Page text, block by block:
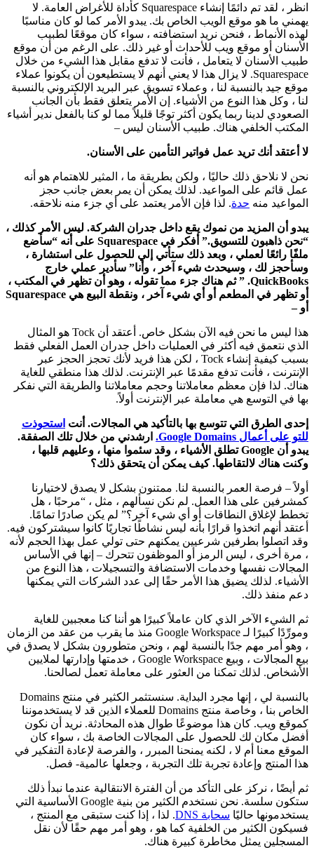
انظر ، لقد تم دائمًا إنشاء Squarespace كأداة للأغراض العامة. لا
يهمني ما هو موقع الويب الخاص بك. يبدو الأمر كما لو كان مناسبًا
لهذه الأنماط ، فنحن نريد استضافته ، سواء كان موقعًا لطبيب
الأسنان أو موقع ويب للأحداث أو غير ذلك. على الرغم من أن موقع
طبيب الأسنان لا يتعامل ، فأنت لا تدفع مقابل هذا الشيء من خلال
Squarespace. لا يزال هذا لا يعني أنهم لا يستطيعون أن يكونوا عملاء
موقع جيد بالنسبة لنا ، وعملاء تسويق عبر البريد الإلكتروني بالنسبة
لنا ، وكل هذا النوع من الأشياء. إن الأمر يتعلق فقط بأن الجانب
الصعودي لدينا ربما يكون أكثر توجًا قليلاً مما لو كنا بالفعل ندير أشياء
المكتب الخلفي هناك. طبيب الأسنان ليس –
لا أعتقد أنك تريد عمل فواتير التأمين على الأسنان.
نحن لا نلاحق ذلك حاليًا ، ولكن بطريقة ما ، المثير للاهتمام هو أنه
عمل قائم على المواعيد. لذلك يمكن أن يمر بعض جانب حجز
المواعيد منه حدة. لذا فإن الأمر يعتمد على أي جزء منه نلاحقه.
يبدو أن المزيد من نموك يقع داخل جدران الشركة. ليس الأمر كذلك ،
“نحن ذاهبون للتسويق.” أفكر في Squarespace على أنه “سأضع
ملفًا رائعًا لعملي ، وبعد ذلك ستأتي إلي للحصول على استشارة ،
وسأحجز لك ، وسيحدث شيء آخر ، وأنا” سأدير عملي خارج
QuickBooks. ” ثم هناك جزء مما تقوله ، وهو أن تظهر في المكتب ،
أو تظهر في المطعم أو أي شيء آخر ، ونقطة البيع هي Squarespace
أو –
هذا ليس ما نحن فيه الآن بشكل خاص. أعتقد أن Tock هو المثال
الذي نتعمق فيه أكثر في العمليات داخل جدران العمل الفعلي فقط
بسبب كيفية إنشاء Tock ، لكن هذا فريد لأنك تحجز الحجز عبر
الإنترنت ، فأنت تدفع مقدمًا عبر الإنترنت. لذلك هذا منطقي للغاية
هناك. لذا فإن معظم معاملاتنا وحجم معاملاتنا والطريقة التي نفكر
بها في التوسع هي معاملة عبر الإنترنت أولاً.
إحدى الطرق التي تتوسع بها بالتأكيد هي المجالات. أنت استحوذت
للتو على أعمال Google Domains.
ارشدني من خلال تلك الصفقة.
يبدو أن Google تطلق الأشياء ، وقد سئموا منها ، وعليهم قلبها ،
وكنت هناك لالتقاطها. كيف يمكن أن يتحقق ذلك؟
أولاً – فرصة العمر بالنسبة لنا. ممتنون بشكل لا يصدق لاختيارنا
كمشرفين على هذا العمل. لم نكن نسألهم ، مثل ، “مرحبًا ، هل
تخطط لإغلاق النطاقات أو أي شيء آخر؟” لم يكن صادرًا تمامًا.
أعتقد أنهم اتخذوا قرارًا بأنه ليس نشاطًا تجاريًا كانوا سيشتركون فيه.
وقد اتصلوا بطرفين شرعيين يمكنهم حتى تولي عمل بهذا الحجم لأنه
، مرة أخرى ، ليس الرمز أو الموظفون تتحرك – إنها في الأساس
المجالات نفسها وخدمات الاستضافة والتسجيلات ، هذا النوع من
الأشياء. لذلك يضيق هذا الأمر حقًا إلى عدد الشركات التي يمكنها
دعم منفذ ذلك.
ثم الشيء الآخر الذي كان عاملاً كبيرًا هو أننا كنا معجبين للغاية
ومورِّدًا كبيرًا لـ Google Workspace منذ ما يقرب من عقد من الزمان
، وهو أمر مهم جدًا بالنسبة لهم ، ونحن متطورون بشكل لا يصدق في
بيع المجالات ، وبيع Google Workspace ، خدمتها وإدارتها لملايين
الأشخاص. لذلك تمكنا من العثور على معاملة تعمل لصالحنا.
بالنسبة لي ، إنها مجرد البداية. سنستثمر الكثير في منتج Domains
الخاص بنا ، وخاصة منتج Domains للعملاء الذين قد لا يستخدموننا
كموقع ويب. كان هذا موضوعًا طوال هذه المحادثة. نريد أن نكون
أفضل مكان لك للحصول على المجالات الخاصة بك ، سواء كان
الموقع معنا أم لا ، لكنه يمنحنا المبرر ، والفرصة لإعادة التفكير في
هذا المنتج وإعادة تجربة تلك التجربة ، وجعلها عالمية- فصل.
ثم أيضًا ، نركز على التأكد من أن الفترة الانتقالية عندما نبدأ ذلك
ستكون سلسة. نحن نستخدم الكثير من بنية Google الأساسية التي
يستخدمونها حاليًا سحابة DNS
. لذا ، إذا كنت ستبقى مع المنتج ،
فسيكون الكثير من الخلفية كما هو ، وهو أمر مهم حقًا لأن نقل
المسجلين يمثل مخاطرة كبيرة هناك.